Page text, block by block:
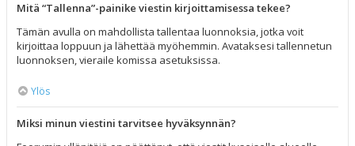
Mitä “Tallenna”-painike viestin kirjoittamisessa tekee?
Tämän avulla on mahdollista tallentaa luonnoksia, jotka voit
kirjoittaa loppuun ja lähettää myöhemmin. Avataksesi tallennetun
luonnoksen, vieraile komissa asetuksissa.
Ylös
Miksi minun viestini tarvitsee hyväksynnän?